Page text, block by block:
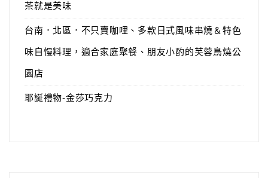
茶就是美味
台南．北區．不只賣咖哩、多款日式風味串燒＆特色
味自慢料理，適合家庭聚餐、朋友小酌的芙蓉鳥燒公
園店
耶誕禮物-金莎巧克力